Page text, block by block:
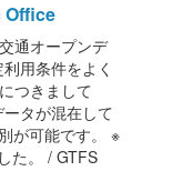
Office
通オープンデ
用条件をよく
つきまして
タが混在して
が可能です。 ※
た。 / GTFS